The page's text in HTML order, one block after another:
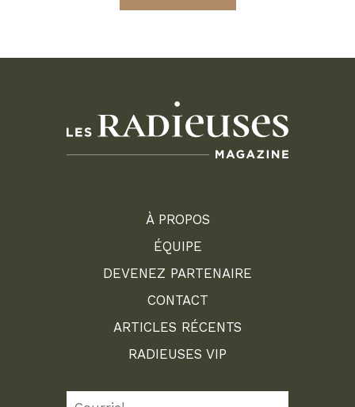
À PROPOS
ÉQUIPE
DEVENEZ PARTENAIRE
CONTACT
ARTICLES RÉCENTS
RADIEUSES VIP